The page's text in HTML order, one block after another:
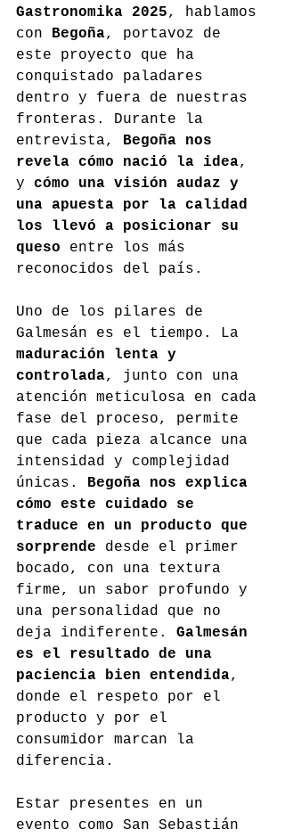
Gastronomika 2025, hablamos
con
Begoña, portavoz de
este proyecto que ha
conquistado paladares
dentro y fuera de nuestras
fronteras. Durante la
entrevista,
Begoña nos
revela cómo nació la idea,
y cómo una visión audaz y
una apuesta por la calidad
los llevó a posicionar su
queso entre los más
reconocidos del país.
Uno de los pilares de
Galmesán es el tiempo. La
maduración lenta y
controlada, junto con una
atención meticulosa en cada
fase del proceso, permite
que cada pieza alcance una
intensidad y complejidad
únicas.
Begoña nos explica
cómo este cuidado se
traduce en un producto que
sorprende desde el primer
bocado, con una textura
firme, un sabor profundo y
una personalidad que no
deja indiferente. Galmesán
es el resultado de una
paciencia bien entendida,
donde el respeto por el
producto y por el
consumidor marcan la
diferencia.
Estar presentes en un
evento como San Sebastián